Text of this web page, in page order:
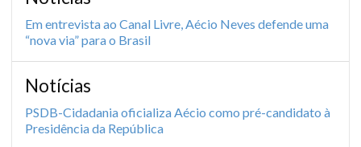
Em entrevista ao Canal Livre, Aécio Neves defende uma
“nova via” para o Brasil
Notícias
PSDB-Cidadania oficializa Aécio como pré-candidato à
Presidência da República